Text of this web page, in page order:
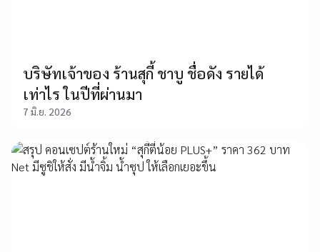
บริษัทเจ้าของ ร้านสุกี้ ชาบู ชื่อดัง รายได้
เท่าไร ในปีที่ผ่านมา
7 มิ.ย. 2026